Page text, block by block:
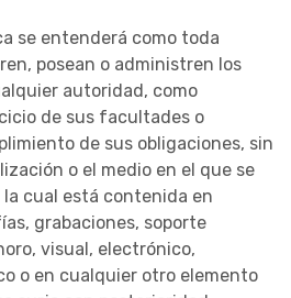
se entenderá como toda
posean o administren los
autoridad, como
de sus facultades o
de sus obligaciones, sin
o el medio en el que se
cual está contenida en
grabaciones, soporte
visual, electrónico,
o en cualquier otro elemento